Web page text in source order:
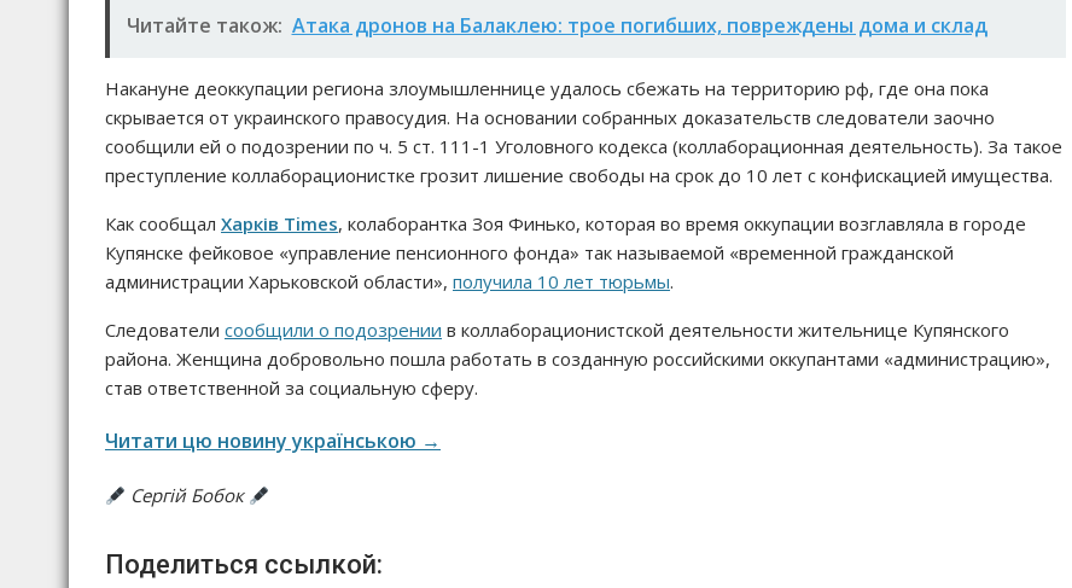
Читайте також: Атака дронов на Балаклею: трое погибших, повреждены дома и склад
Накануне деоккупации региона злоумышленнице удалось сбежать на территорию рф, где она пока
скрывается от украинского правосудия. На основании собранных доказательств следователи заочно
сообщили ей о подозрении по ч. 5 ст. 111-1 Уголовного кодекса (коллаборационная деятельность). За такое
преступление коллаборационистке грозит лишение свободы на срок до 10 лет с конфискацией имущества.
Как сообщал Харків Times, колаборантка Зоя Финько, которая во время оккупации возглавляла в городе
Купянске фейковое «управление пенсионного фонда» так называемой «временной гражданской
администрации Харьковской области», получила 10 лет тюрьмы.
Следователи сообщили о подозрении в коллаборационистской деятельности жительнице Купянского
района. Женщина добровольно пошла работать в созданную российскими оккупантами «администрацию»,
став ответственной за социальную сферу.
Читати цю новину українською →
Сергій Бобок
Поделиться ссылкой: